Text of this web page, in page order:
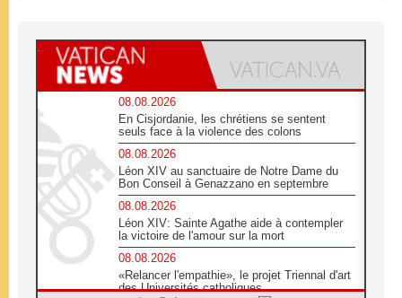
08.08.2026
En Cisjordanie, les chrétiens se sentent
seuls face à la violence des colons
08.08.2026
Léon XIV au sanctuaire de Notre Dame du
Bon Conseil à Genazzano en septembre
08.08.2026
Léon XIV: Sainte Agathe aide à contempler
la victoire de l'amour sur la mort
08.08.2026
«Relancer l'empathie», le projet Triennal d'art
des Universités catholiques